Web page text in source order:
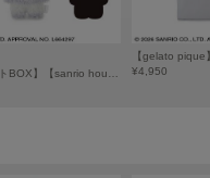
【gelato
¥4,950